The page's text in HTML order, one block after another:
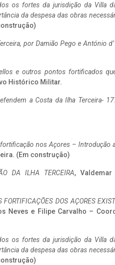
os fortes da jurisdição da Villa
da despesa das obras
por Damião Pego e António
e outros pontos fortificados
Histórico Militar.
a Costa da Ilha Terceira-
nos Açores – Introdução
(Em construção)
DA ILHA TERCEIRA, Valdemar
FORTIFICAÇÕES DOS AÇORES
Neves e Filipe Carvalho –
os fortes da jurisdição da Villa
da despesa das obras